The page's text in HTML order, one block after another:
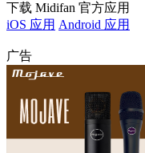
下载 Midifan 官方应用
iOS 应用 Android 应用
广告